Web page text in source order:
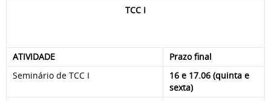
TCC I
ATIVIDADE
Prazo final
Seminário de TCC I
16 e 17.06 (quinta e
sexta)